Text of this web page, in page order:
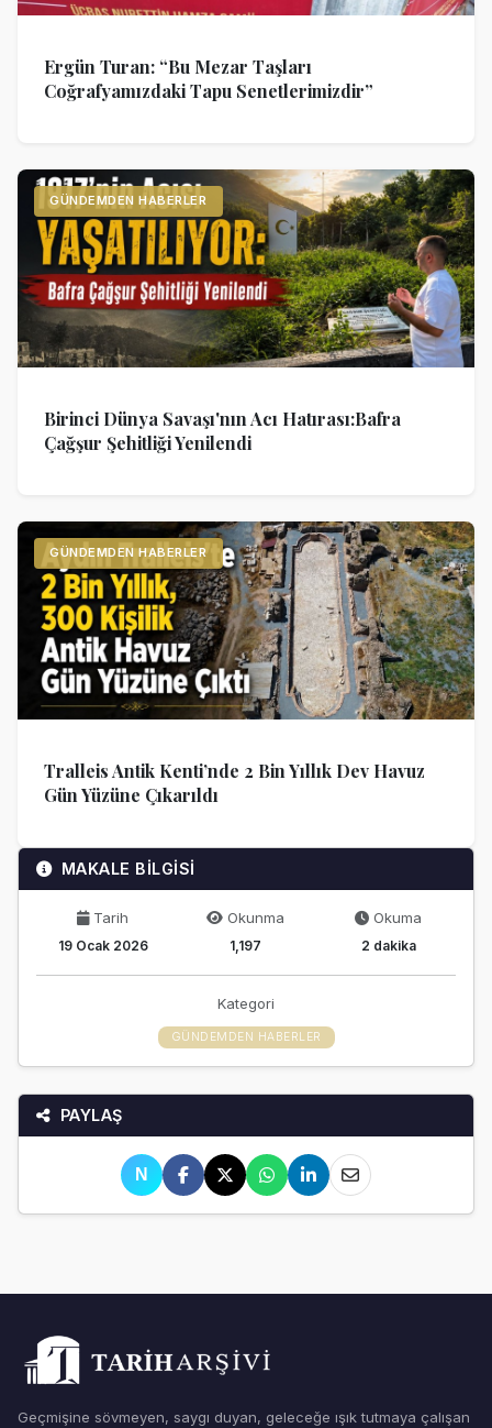
Ergün Turan: “Bu Mezar Taşları
Coğrafyamızdaki Tapu Senetlerimizdir”
GÜNDEMDEN HABERLER
Birinci Dünya Savaşı'nın Acı Hatırası:Bafra
Çağşur Şehitliği Yenilendi
GÜNDEMDEN HABERLER
Tralleis Antik Kenti’nde 2 Bin Yıllık Dev Havuz
Gün Yüzüne Çıkarıldı
MAKALE BİLGİSİ
Tarih
19 Ocak 2026
Okunma
1,197
Okuma
2 dakika
Kategori
GÜNDEMDEN HABERLER
PAYLAŞ
N
Geçmişine sövmeyen, saygı duyan, geleceğe ışık tutmaya çalışan